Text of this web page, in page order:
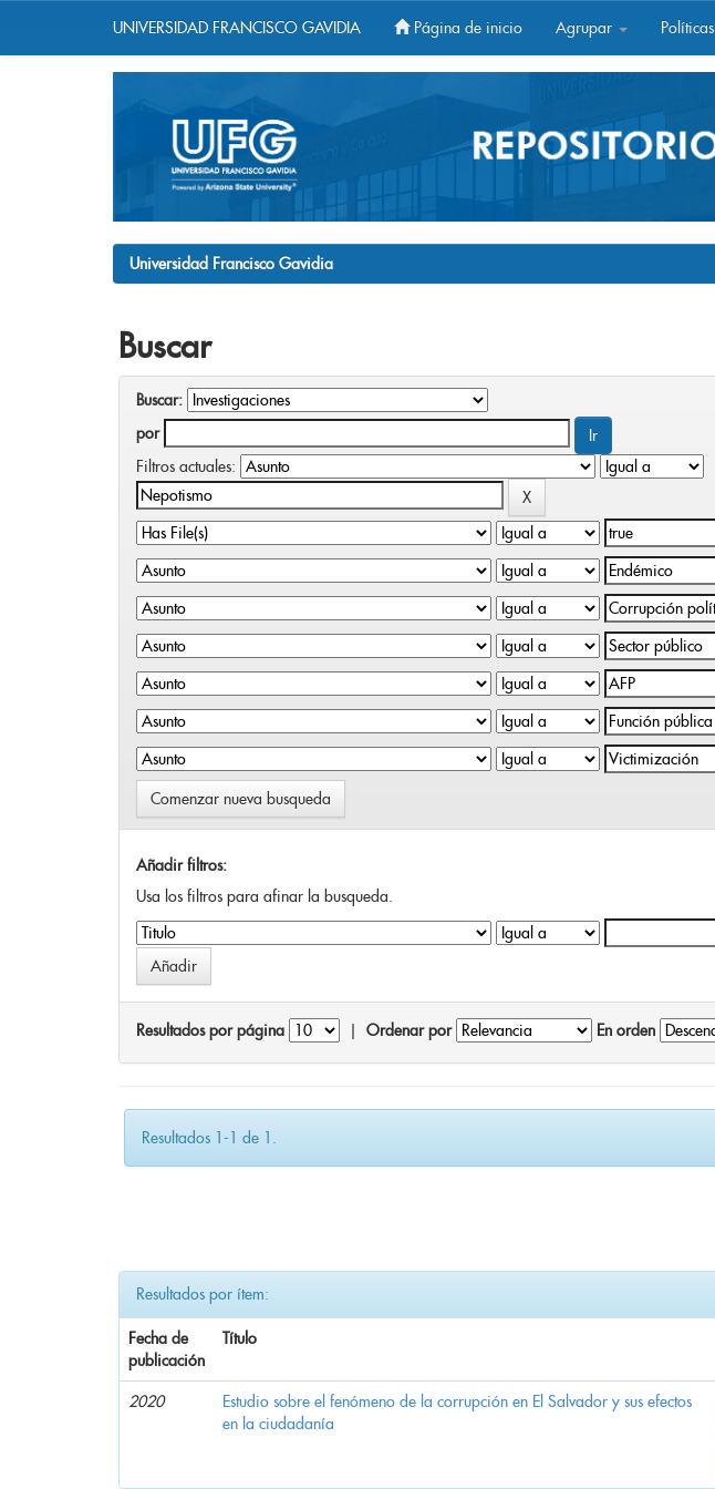
UNIVERSIDAD FRANCISCO GAVIDIA Página de inicio Agrupar Políticas
Universidad Francisco Gavidia
Buscar
Buscar:
por
Filtros actuales:
Comenzar nueva busqueda
Añadir filtros:
Usa los filtros para afinar la busqueda.
Resultados por página Ordenar por En orden
Resultados 1-1 de 1.
Resultados por ítem:
Fecha de
publicación
Título
2020
Estudio sobre el fenómeno de la corrupción en El Salvador y sus efectos
en la ciudadanía